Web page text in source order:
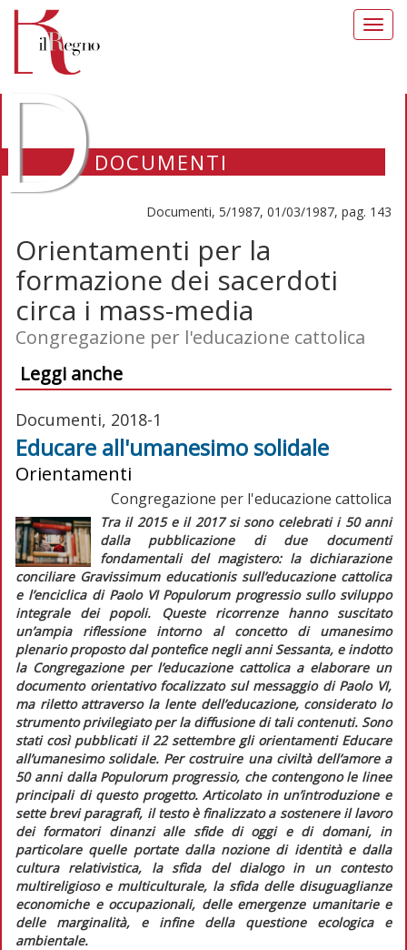
DOCUMENTI
Documenti, 5/1987, 01/03/1987, pag. 143
Orientamenti per la
formazione dei sacerdoti
circa i mass-media
Congregazione per l'educazione cattolica
Leggi anche
Documenti, 2018-1
Educare all'umanesimo solidale
Orientamenti
Congregazione per l'educazione cattolica
Tra il 2015 e il 2017 si sono celebrati i 50 anni
dalla pubblicazione di due documenti
fondamentali del magistero: la dichiarazione
conciliare Gravissimum educationissull’educazione cattolica
e l’enciclica di Paolo VI Populorum progressiosullo sviluppo
integrale dei popoli. Queste ricorrenze hanno suscitato
un’ampia riflessione intorno al concetto di umanesimo
plenarioproposto dal pontefice negli anni Sessanta, e indotto
la Congregazione per l’educazione cattolica a elaborare un
documento orientativo focalizzato sul messaggio di Paolo VI,
ma riletto attraverso la lente dell’educazione, considerato lo
strumento privilegiato per la diffusione di tali contenuti. Sono
stati così pubblicati il 22 settembre gli orientamenti Educare
all’umanesimo solidale. Per costruire una civiltà dell’amore a
50 anni dallaPopulorum progressio, che contengono le linee
principali di questo progetto. Articolato in un’introduzione e
sette brevi paragrafi, il testo è finalizzato a sostenere il lavoro
dei formatori dinanzi alle sfide di oggi e di domani, in
particolare quelle portate dalla nozione di identità e dalla
cultura relativistica, la sfida del dialogo in un contesto
multireligioso e multiculturale, la sfida delle disuguaglianze
economiche e occupazionali, delle emergenze umanitarie e
delle marginalità, e infine della questione ecologica e
ambientale.